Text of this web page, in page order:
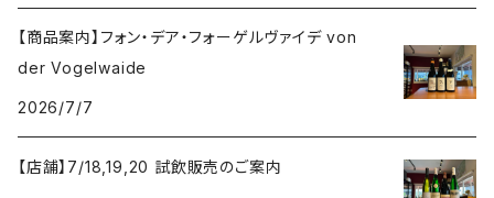
【商品案内】フォン・デア・フォーゲルヴァイデ von
der Vogelwaide
2026/7/7
【店舗】7/18,19,20 試飲販売のご案内